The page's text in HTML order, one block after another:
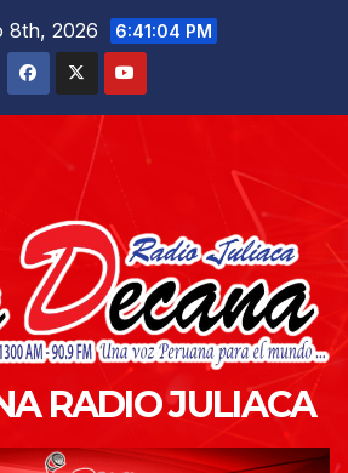
8th, 2026 6:41:06 PM
RADIO JULIACA